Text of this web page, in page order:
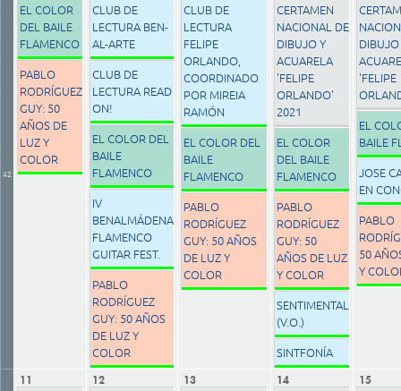
42
EL COLOR
DEL BAILE
FLAMENCO
PABLO
RODRÍGUEZ
GUY: 50
AÑOS DE
LUZ Y
COLOR
CLUB DE
LECTURA BEN-
AL-ARTE
CLUB DE
LECTURA READ
ON!
EL COLOR DEL
BAILE
FLAMENCO
IV
BENALMÁDENA
FLAMENCO
GUITAR FEST.
PABLO
RODRÍGUEZ
GUY: 50 AÑOS
DE LUZ Y
COLOR
CLUB DE
LECTURA
FELIPE
ORLANDO,
COORDINADO
POR MIREIA
RAMÓN
EL COLOR DEL
BAILE
FLAMENCO
PABLO
RODRÍGUEZ
GUY: 50 AÑOS
DE LUZ Y
COLOR
CERTAMEN
NACIONAL DE
DIBUJO Y
ACUARELA
'FELIPE
ORLANDO'
2021
EL COLOR
DEL BAILE
FLAMENCO
PABLO
RODRÍGUEZ
GUY: 50
AÑOS DE LUZ
Y COLOR
SENTIMENTAL
(V.O.)
SINTFONÍA
'FELIPE
EL
BAILE
JOSE
EN
PABLO
50
Y
11 12 13 14 15